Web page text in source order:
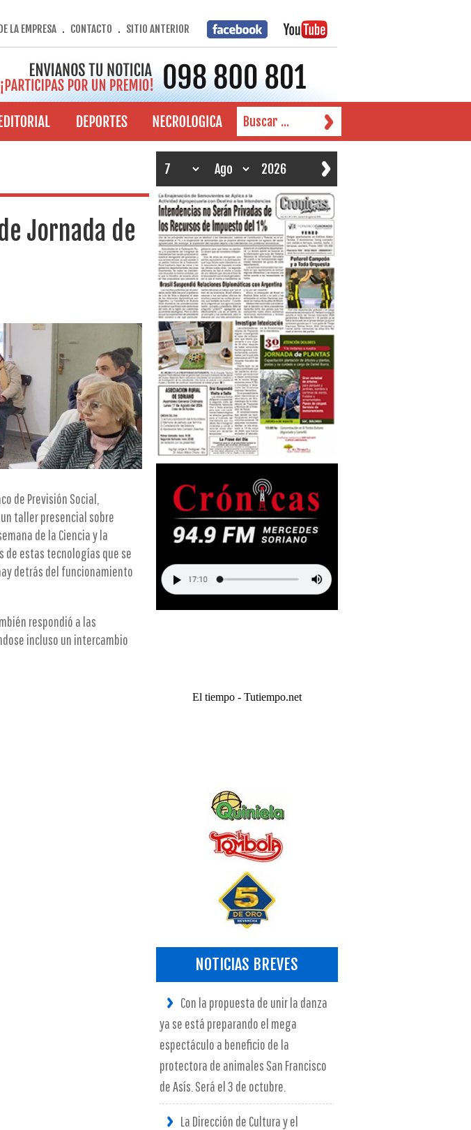
LA EMPRESA. CONTACTO . SITIO ANTERIOR
Jornada de
de Previsión Social,
taller presencial sobre
de la Ciencia y la
de estas tecnologías que se
detrás del funcionamiento
respondió a las
incluso un intercambio
El tiempo - Tutiempo.net
NOTICIAS BREVES
Con la propuesta de unir la danza
ya se está preparando el mega
espectáculo a beneficio de la
protectora de animales San Francisco
de Asís. Será el 3 de octubre.
La Dirección de Cultura y el